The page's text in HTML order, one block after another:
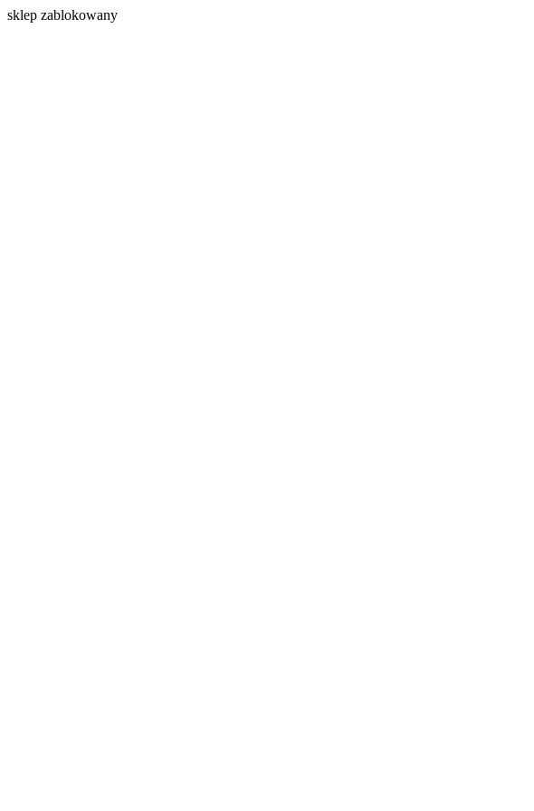
sklep zablokowany